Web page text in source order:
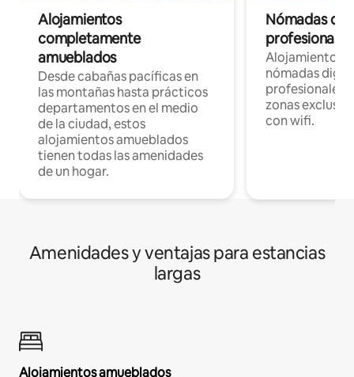
Alojamientos
completamente
amueblados
Desde cabañas pacíficas en
las montañas hasta prácticos
departamentos en el medio
de la ciudad, estos
alojamientos amueblados
tienen todas las amenidades
de un hogar.
Nómadas
Alojamientos
nómadas
profesionales
zonas
con wifi.
Amenidades y ventajas para estancias
largas
Alojamientos amueblados